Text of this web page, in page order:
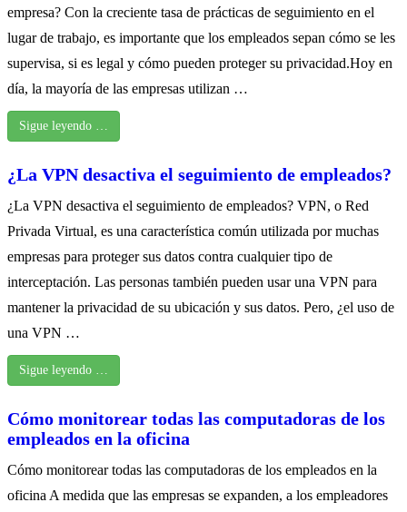
empresa? Con la creciente tasa de prácticas de seguimiento en el
lugar de trabajo, es importante que los empleados sepan cómo se les
supervisa, si es legal y cómo pueden proteger su privacidad.Hoy en
día, la mayoría de las empresas utilizan …
Sigue leyendo …
¿La VPN desactiva el seguimiento de empleados?
¿La VPN desactiva el seguimiento de empleados? VPN, o Red
Privada Virtual, es una característica común utilizada por muchas
empresas para proteger sus datos contra cualquier tipo de
interceptación. Las personas también pueden usar una VPN para
mantener la privacidad de su ubicación y sus datos. Pero, ¿el uso de
una VPN …
Sigue leyendo …
Cómo monitorear todas las computadoras de los
empleados en la oficina
Cómo monitorear todas las computadoras de los empleados en la
oficina A medida que las empresas se expanden, a los empleadores